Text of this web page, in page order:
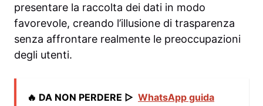
presentare la raccolta dei dati in modo
favorevole, creando l’illusione di trasparenza
senza affrontare realmente le preoccupazioni
degli utenti.
🔥 DA NON PERDERE ▷ WhatsApp guida